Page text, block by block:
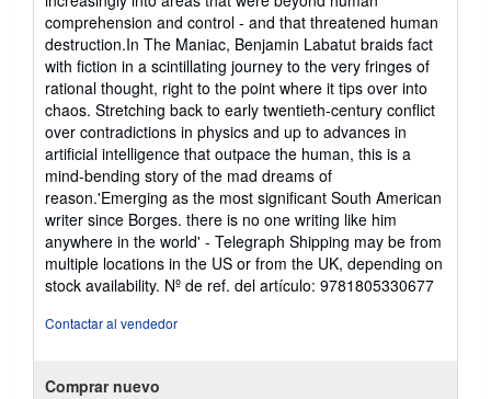
comprehension and control - and that threatened human
destruction.In The Maniac, Benjamin Labatut braids fact
with fiction in a scintillating journey to the very fringes of
rational thought, right to the point where it tips over into
chaos. Stretching back to early twentieth-century conflict
over contradictions in physics and up to advances in
artificial intelligence that outpace the human, this is a
mind-bending story of the mad dreams of
reason.'Emerging as the most significant South American
writer since Borges. there is no one writing like him
anywhere in the world' - Telegraph Shipping may be from
multiple locations in the US or from the UK, depending on
stock availability. Nº de ref. del artículo: 9781805330677
Contactar al vendedor
Comprar nuevo